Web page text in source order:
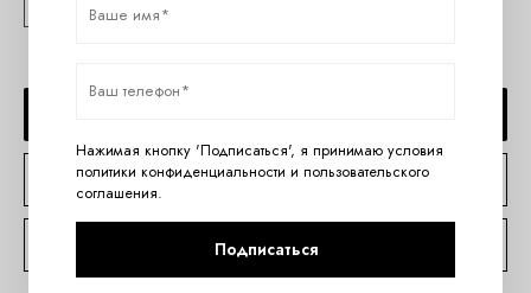
КУПИТЬ В 1 КЛИК
КОНСУЛЬТАЦИЯ ПО TELEGRAM
Нажимая кнопку 'Подписаться', я принимаю условия
политики конфиденциальности и пользовательского
соглашения.
Подписаться